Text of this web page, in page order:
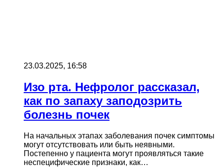
23.03.2025, 16:58
Изо рта. Нефролог рассказал,
как по запаху заподозрить
болезнь почек
На начальных этапах заболевания почек симптомы
могут отсутствовать или быть неявными.
Постепенно у пациента могут проявляться такие
неспецифические признаки, как…